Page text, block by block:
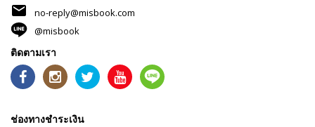
mail
no-reply@misbook.com
@misbook
ติดตามเรา
ช่องทางชำระเงิน